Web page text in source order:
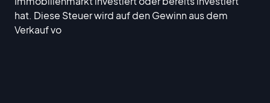
hat. Diese Steuer wird auf den Gewinn aus dem
Verkauf vo